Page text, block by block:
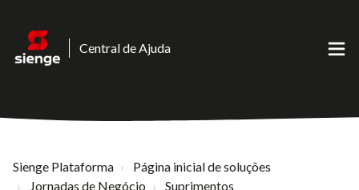
Central de Ajuda
Sienge Plataforma
Página inicial de soluções
Jornadas de Negócio
Suprimentos